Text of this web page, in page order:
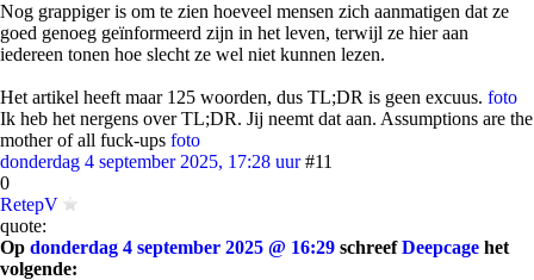
Nog grappiger is om te zien hoeveel mensen zich aanmatigen dat ze
goed genoeg geïnformeerd zijn in het leven, terwijl ze hier aan
iedereen tonen hoe slecht ze wel niet kunnen lezen.
Het artikel heeft maar 125 woorden, dus TL;DR is geen excuus. foto
Ik heb het nergens over TL;DR. Jij neemt dat aan. Assumptions are the
mother of all fuck-ups foto
donderdag 4 september 2025, 17:28 uur #11
0
RetepV
quote:
Op donderdag 4 september 2025 @ 16:29 schreefDeepcage het
volgende: